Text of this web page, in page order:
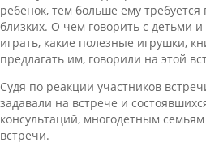
ребенок, тем больше ему
близких. О чем говорить с детьми
играть, какие полезные игрушки,
предлагать им, говорили на этой
Судя по реакции участников
задавали на встрече и
консультаций, многодетным
встречи.